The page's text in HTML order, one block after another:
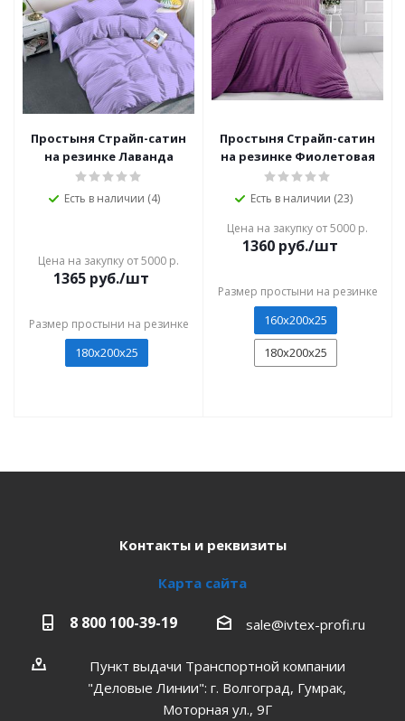
Простыня Страйп-сатин
на резинке Лаванда
Есть в наличии (4)
Цена на закупку от 5000 р.
1365 руб./шт
Размер простыни на резинке
180x200x25
Простыня Страйп-сатин
на резинке Фиолетовая
Есть в наличии (23)
Цена на закупку от 5000 р.
1360 руб./шт
Размер простыни на резинке
160х200х25
180x200x25
Контакты и реквизиты
Карта сайта
8 800 100-39-19 sale@ivtex-profi.ru
Пункт выдачи Транспортной компании
"Деловые Линии": г. Волгоград, Гумрак,
Моторная ул., 9Г